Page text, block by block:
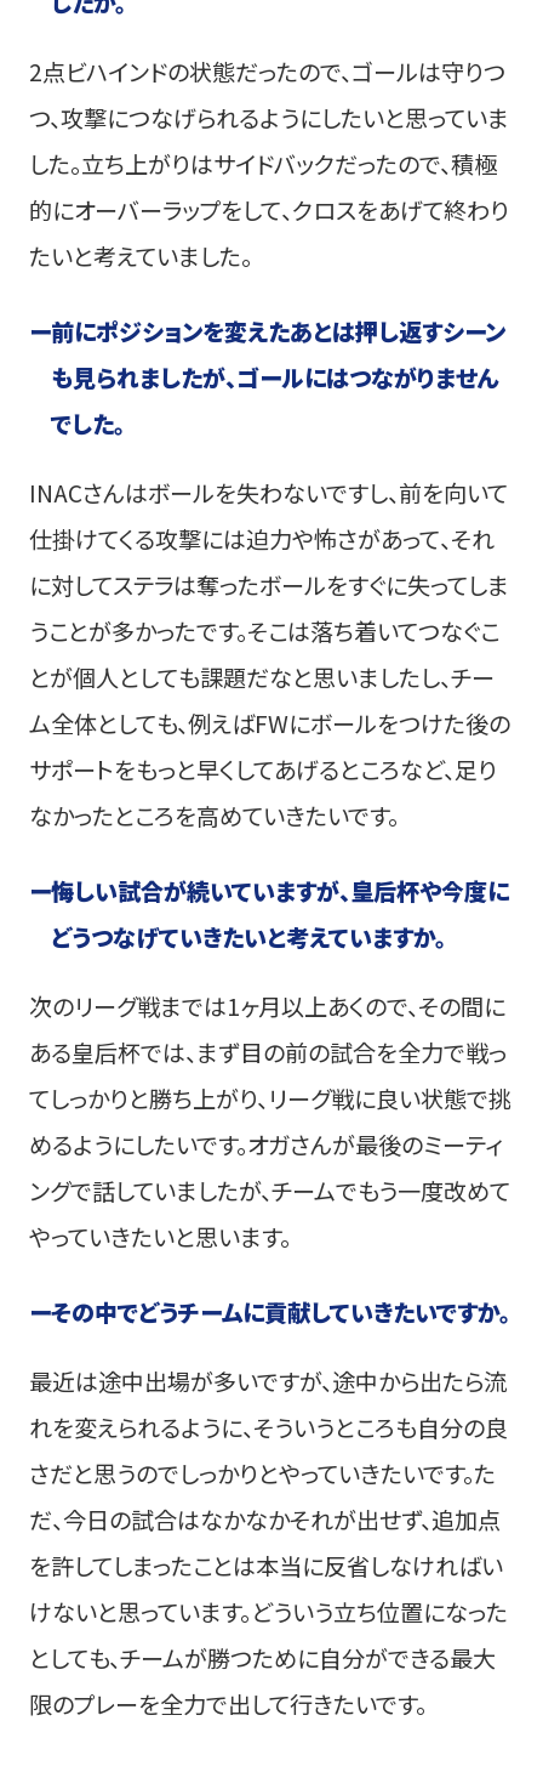
2点ビハインドの状態だったので、ゴールは守りつ
つ、攻撃につなげられるようにしたいと思っていま
した。立ち上がりはサイドバックだったので、積極
的にオーバーラップをして、クロスをあげて終わり
たいと考えていました。
ー前にポジションを変えたあとは押し返すシーン
も見られましたが、ゴールにはつながりません
でした。
INACさんはボールを失わないですし、前を向いて
仕掛けてくる攻撃には迫力や怖さがあって、それ
に対してステラは奪ったボールをすぐに失ってしま
うことが多かったです。そこは落ち着いてつなぐこ
とが個人としても課題だなと思いましたし、チー
ム全体としても、例えばFWにボールをつけた後の
サポートをもっと早くしてあげるところなど、足り
なかったところを高めていきたいです。
ー悔しい試合が続いていますが、皇后杯や今度に
どうつなげていきたいと考えていますか。
次のリーグ戦までは1ヶ月以上あくので、その間に
ある皇后杯では、まず目の前の試合を全力で戦っ
てしっかりと勝ち上がり、リーグ戦に良い状態で挑
めるようにしたいです。オガさんが最後のミーティ
ングで話していましたが、チームでもう一度改めて
やっていきたいと思います。
ーその中でどうチームに貢献していきたいですか。
最近は途中出場が多いですが、途中から出たら流
れを変えられるように、そういうところも自分の良
さだと思うのでしっかりとやっていきたいです。た
だ、今日の試合はなかなかそれが出せず、追加点
を許してしまったことは本当に反省しなければい
けないと思っています。どういう立ち位置になった
としても、チームが勝つために自分ができる最大
限のプレーを全力で出して行きたいです。